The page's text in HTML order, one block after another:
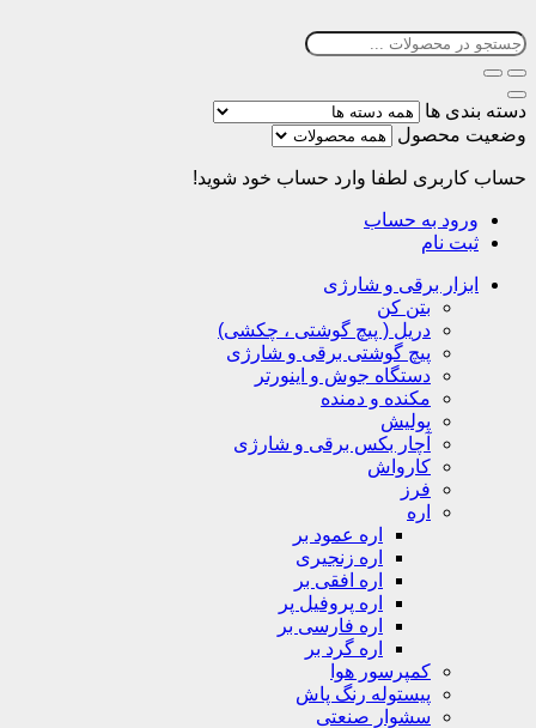
دسته بندی ها
وضعیت محصول
حساب کاربری لطفا وارد حساب خود شوید!
ورود به حساب
ثبت نام
ابزار برقی و شارژی
بتن کن
دریل ( پیچ گوشتی ، چکشی)
پیچ گوشتی برقی و شارژی
دستگاه جوش و اینورتر
مکنده و دمنده
پولیش
آچار بکس برقی و شارژی
کارواش
فرز
اره
اره عمود بر
اره زنجیری
اره افقی بر
اره پروفیل پر
اره فارسی بر
اره گرد بر
کمپرسور هوا
پیستوله رنگ پاش
سشوار صنعتی